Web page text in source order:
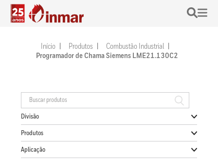
Início Produtos
Combustão Industrial
Programador de Chama Siemens LME21.130C2
Divisão
Produtos
Aplicação